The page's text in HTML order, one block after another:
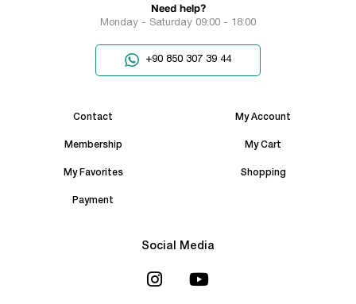
Need help?
Monday - Saturday 09:00 - 18:00
+90 850 307 39 44
Contact My Account
Membership My Cart
My Favorites Shopping
Payment
Social Media